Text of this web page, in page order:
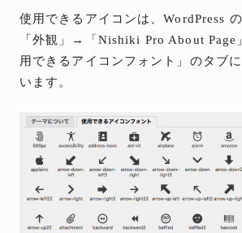
使用できるアイコンは、WordPress
「外観」→「Nishiki Pro About Page
用できるアイコンフォント」のタブ
います。